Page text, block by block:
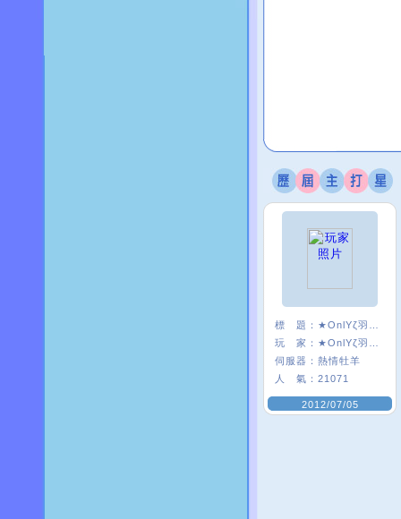
標 題：
玩 家：
伺服器： 熱情牡羊
人 氣： 21071
2012/07/05